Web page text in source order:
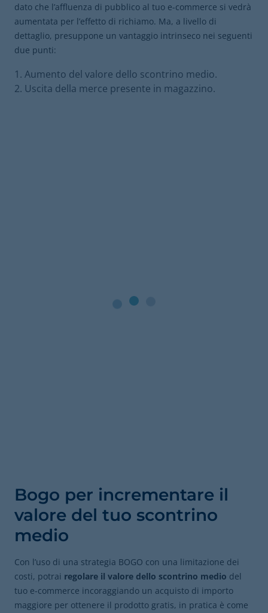
dato che l’affluenza di pubblico al tuo e-commerce si vedrà
aumentata per l’effetto di richiamo. Ma, a livello di
dettaglio, presuppone un vantaggio intrinseco nei seguenti
due punti:
Aumento del valore dello scontrino medio.
Uscita della merce presente in magazzino.
Bogo per incrementare il
valore del tuo scontrino
medio
Con l’uso di una strategia BOGO con una limitazione dei
costi, potrai regolare il valore dello scontrino medio del
tuo e-commerce incoraggiando un acquisto di importo
maggiore per ottenere il prodotto gratis, in pratica è come